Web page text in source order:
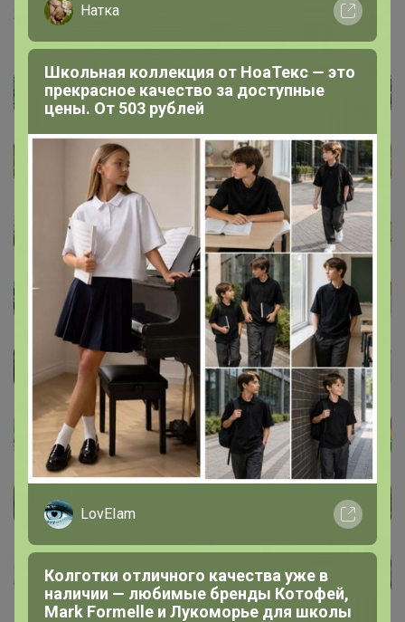
23 декабря, 2022 08:59
Натка
Школьная коллекция от НоаТекс — это
прекрасное качество за доступные
цены. От 503 рублей
LovEIam
Колготки отличного качества уже в
наличии — любимые бренды Котофей,
Mark Formelle и Лукоморье для школы